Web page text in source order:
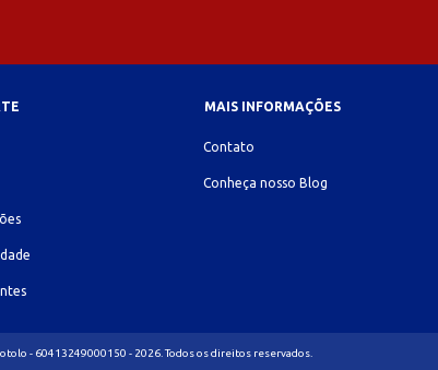
MAIS INFORMAÇÕES
Contato
Conheça nosso Blog
- 60413249000150 - 2026. Todos os direitos reservados.